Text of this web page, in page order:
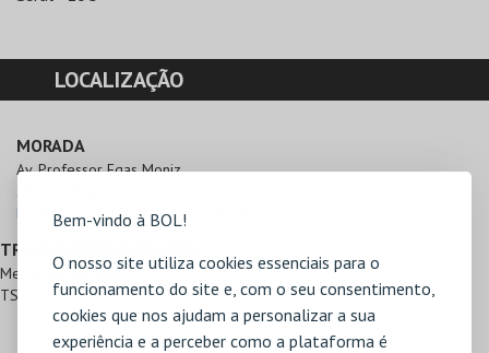
Bem-vindo à BOL!
O nosso site utiliza cookies essenciais para o
funcionamento do site e, com o seu consentimento,
cookies que nos ajudam a personalizar a sua
experiência e a perceber como a plataforma é
LOCALIZAÇÃO
MORADA
Av. Professor Egas Moniz
2804-503 Almada
Direcções para T. M. Joaquim Benite
TRANSPORTES PÚBLICOS
Metro Sul do Tejo
TST